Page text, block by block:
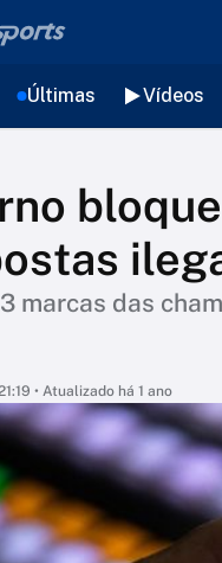
Últimas Vídeos
marcas das
• Atualizado há 1 ano